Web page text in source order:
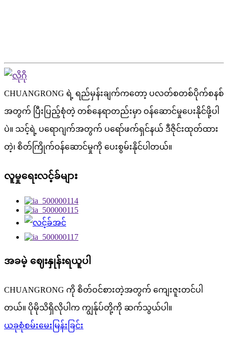
CHUANGRONG ရဲ့ ရည်မှန်းချက်ကတော့ ပလတ်စတစ်ပိုက်စနစ်
အတွက် ပြီးပြည့်စုံတဲ့ တစ်နေရာတည်းမှာ ဝန်ဆောင်မှုပေးနိုင်ဖို့ပါ
ပဲ။ သင့်ရဲ့ ပရောဂျက်အတွက် ပရော်ဖက်ရှင်နယ် ဒီဇိုင်းထုတ်ထား
တဲ့၊ စိတ်ကြိုက်ဝန်ဆောင်မှုကို ပေးစွမ်းနိုင်ပါတယ်။
လူမှုရေးလင့်ခ်များ
အခမဲ့ ဈေးနှုန်းရယူပါ
CHUANGRONG ကို စိတ်ဝင်စားတဲ့အတွက် ကျေးဇူးတင်ပါ
တယ်။ ပိုမိုသိရှိလိုပါက ကျွန်ုပ်တို့ကို ဆက်သွယ်ပါ။
ယခုစုံစမ်းမေးမြန်းခြင်း